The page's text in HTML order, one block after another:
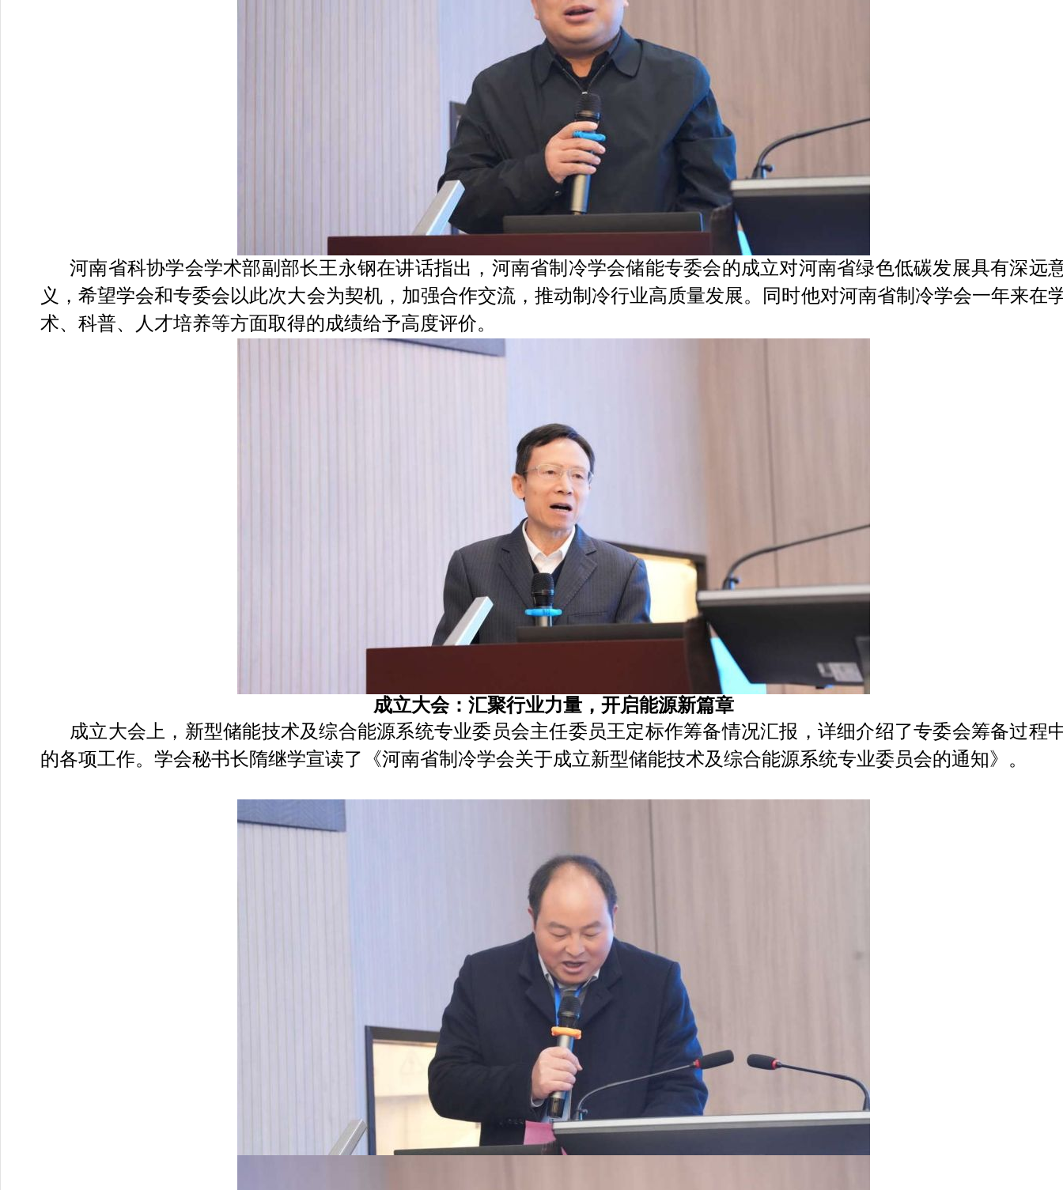
河南省科协学会学术部副部长王永钢在讲话指出，河南省制冷学会储能专委会的成立对河南省绿色低碳发展具有深远
义，希望学会和专委会以此次大会为契机，加强合作交流，推动制冷行业高质量发展。同时他对河南省制冷学会一年来在
术、科普、人才培养等方面取得的成绩给予高度评价。
成立大会：汇聚行业力量，开启能源新篇章
成立大会上，新型储能技术及综合能源系统专业委员会主任委员王定标作筹备情况汇报，详细介绍了专委会筹备过程
的各项工作。学会秘书长隋继学宣读了《河南省制冷学会关于成立新型储能技术及综合能源系统专业委员会的通知》。